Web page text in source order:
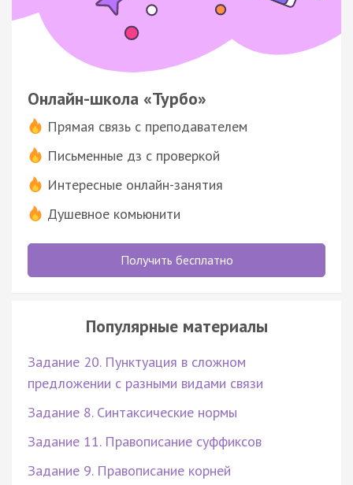
Онлайн-школа «Турбо»
Прямая связь с преподавателем
Письменные дз с проверкой
Интересные онлайн-занятия
Душевное комьюнити
Получить бесплатно
Популярные материалы
Задание 20. Пунктуация в сложном
предложении с разными видами связи
Задание 8. Синтаксические нормы
Задание 11. Правописание суффиксов
Задание 9. Правописание корней